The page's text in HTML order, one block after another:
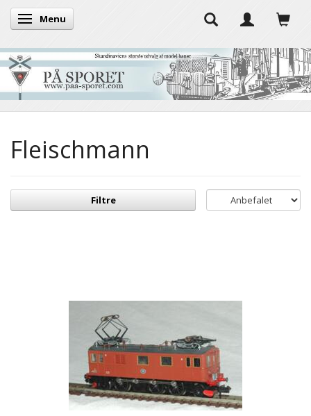
Skifte navigation
Menu
Fleischmann
Filtre